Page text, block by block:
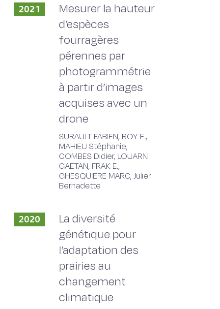
2021
Mesurer la hauteur
d’espèces
fourragères
pérennes par
photogrammétrie
à partir d’images
acquises avec un
drone
SURAULT FABIEN, ROY E.,
MAHIEU Stéphanie,
COMBES Didier, LOUARN
GAËTAN, FRAK E.,
GHESQUIERE MARC, Julier
Bernadette
2020
La diversité
génétique pour
l’adaptation des
prairies au
changement
climatique